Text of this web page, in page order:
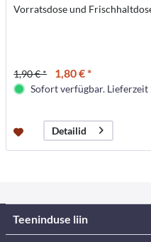
Vorratsdose und
1,90 € * 1,80 € *
Sofort verfügbar. Lieferzeit
Detailid
Teeninduse liin